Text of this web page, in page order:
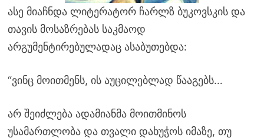
ასე მიაჩნდა ლიტერატორ ჩარლზ ბუკოვსკის და
თავის მოსაზრებას საკმაოდ
არგუმენტირებულადაც ასაბუთებდა:
“ვინც მოითმენს, ის აუცილებლად წააგებს…
არ შეიძლება ადამიანმა მოითმინოს
უსამართლობა და თვალი დახუჭოს იმაზე, თუ